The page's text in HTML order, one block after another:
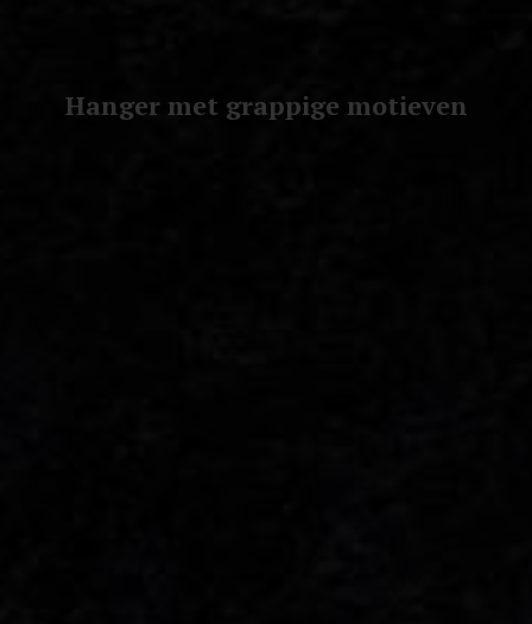
Hanger met grappige motieven